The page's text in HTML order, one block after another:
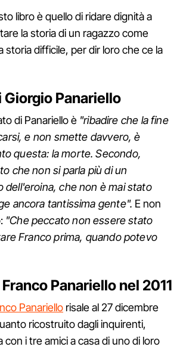
libro è quello di ridare dignità a
la storia di un ragazzo come
storia difficile, per dir loro che ce la
Giorgio Panariello
di Panariello è "ribadire che la fine
e non smette davvero, è
questa: la morte. Secondo,
che non si parla più di un
dell'eroina, che non è mai stato
ancora tantissima gente". E non
"Che peccato non essere stato
Franco prima, quando potevo
Panariello nel 2011
Panariello risale al 27 dicembre
ricostruito dagli inquirenti,
con i tre amici a casa di uno di loro